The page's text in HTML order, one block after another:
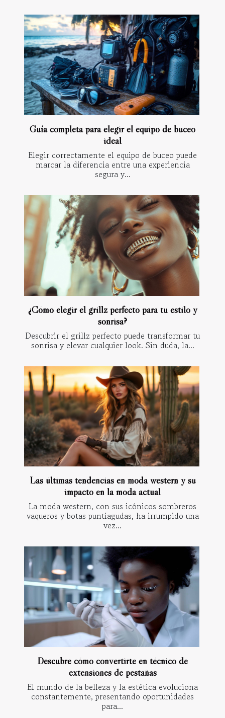
Guía completa para elegir el equipo de buceo
ideal
Elegir correctamente el equipo de buceo puede
marcar la diferencia entre una experiencia
segura y...
¿Cómo elegir el grillz perfecto para tu estilo y
sonrisa?
Descubrir el grillz perfecto puede transformar tu
sonrisa y elevar cualquier look. Sin duda, la...
Las últimas tendencias en moda western y su
impacto en la moda actual
La moda western, con sus icónicos sombreros
vaqueros y botas puntiagudas, ha irrumpido una
vez...
Descubre cómo convertirte en técnico de
extensiones de pestañas
El mundo de la belleza y la estética evoluciona
constantemente, presentando oportunidades
para...